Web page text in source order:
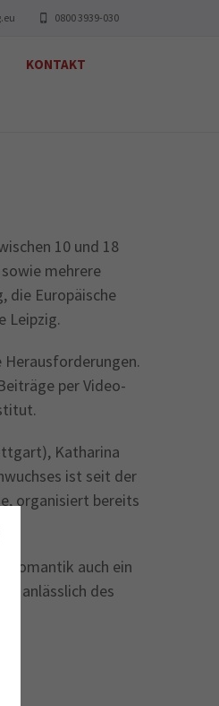
0800 3939-030
KONTAKT
10 und 18
mehrere
die Europäische
Leipzig.
per Video-
Katharina
ist seit der
organisiert bereits
Romantik auch ein
anlässlich des